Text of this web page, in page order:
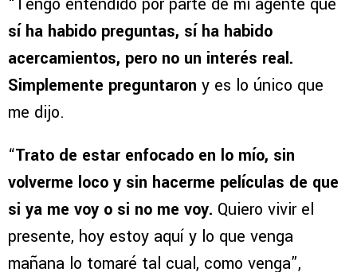
sí ha habido preguntas, sí ha habido
acercamientos, pero no un interés real.
Simplemente preguntaron y es lo único que
me dijo.
“Trato de estar enfocado en lo mío, sin
volverme loco y sin hacerme películas de que
si ya me voy o si no me voy. Quiero vivir el
presente, hoy estoy aquí y lo que venga
mañana lo tomaré tal cual, como venga”,